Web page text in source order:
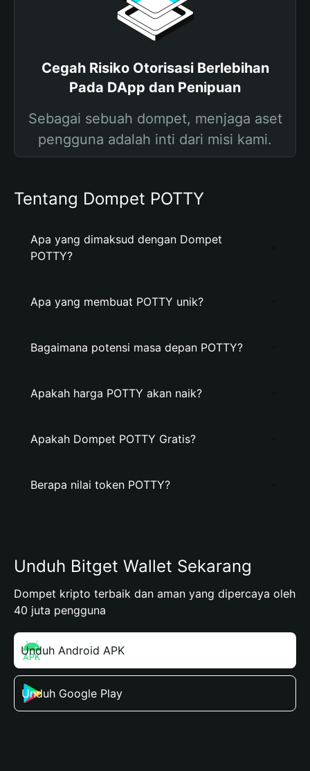
Cegah Risiko Otorisasi Berlebihan
Pada DApp dan Penipuan
Sebagai sebuah dompet, menjaga aset
pengguna adalah inti dari misi kami.
Tentang Dompet POTTY
Apa yang dimaksud dengan Dompet
POTTY?
Apa yang membuat POTTY unik?
Bagaimana potensi masa depan POTTY?
Apakah harga POTTY akan naik?
Apakah Dompet POTTY Gratis?
Berapa nilai token POTTY?
Unduh Bitget Wallet Sekarang
Dompet kripto terbaik dan aman yang dipercaya oleh
40 juta pengguna
Unduh Android APK
Unduh Google Play